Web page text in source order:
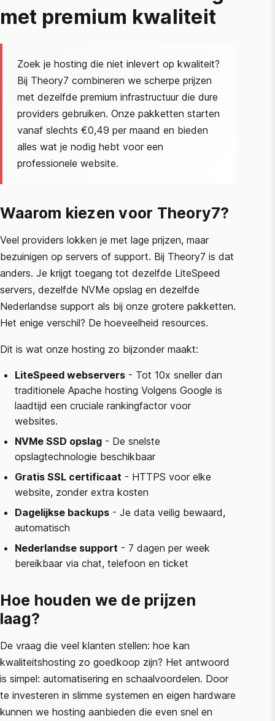
met premium kwaliteit
Zoek je hosting die niet inlevert op kwaliteit?
Bij Theory7 combineren we scherpe prijzen
met dezelfde premium infrastructuur die dure
providers gebruiken. Onze pakketten starten
vanaf slechts €0,49 per maand en bieden
alles wat je nodig hebt voor een
professionele website.
Waarom kiezen voor Theory7?
Veel providers lokken je met lage prijzen, maar
bezuinigen op servers of support. Bij Theory7 is dat
anders. Je krijgt toegang tot dezelfde LiteSpeed
servers, dezelfde NVMe opslag en dezelfde
Nederlandse support als bij onze grotere pakketten.
Het enige verschil? De hoeveelheid resources.
Dit is wat onze hosting zo bijzonder maakt:
LiteSpeed webservers - Tot 10x sneller dan
traditionele Apache hosting Volgens Google is
laadtijd een cruciale rankingfactor voor
websites.
NVMe SSD opslag - De snelste
opslagtechnologie beschikbaar
Gratis SSL certificaat - HTTPS voor elke
website, zonder extra kosten
Dagelijkse backups - Je data veilig bewaard,
automatisch
Nederlandse support - 7 dagen per week
bereikbaar via chat, telefoon en ticket
Hoe houden we de prijzen
laag?
De vraag die veel klanten stellen: hoe kan
kwaliteitshosting zo goedkoop zijn? Het antwoord
is simpel: automatisering en schaalvoordelen. Door
te investeren in slimme systemen en eigen hardware
kunnen we hosting aanbieden die even snel en